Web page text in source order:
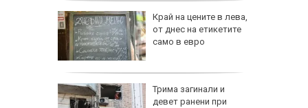
Край на цените в лева,
от днес на етикетите
само в евро
Трима загинали и
девет ранени при